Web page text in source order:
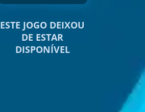
ESTE JOGO DEIXOU
DE ESTAR
DISPONÍVEL